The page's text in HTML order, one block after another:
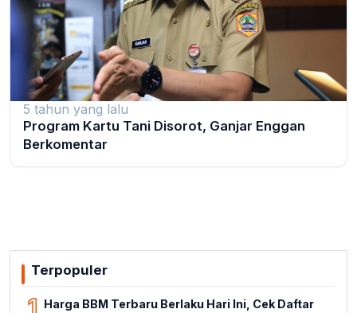
5 tahun yang lalu
Program Kartu Tani Disorot, Ganjar Enggan
Berkomentar
Terpopuler
1 Harga BBM Terbaru Berlaku Hari Ini, Cek Daftar